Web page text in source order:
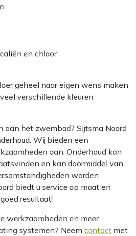
en chloor
geheel naar eigen wens maken
verschillende kleuren
aan het zwembad? Sijtsma Noord
Wij bieden een
aan. Onderhoud kan
en kan doormiddel van
worden
biedt u service op maat en
resultaat!
werkzaamheden en meer
systemen? Neem contact met